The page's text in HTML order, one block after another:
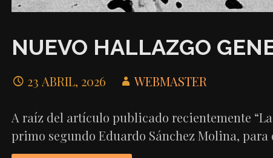
NUEVO HALLAZGO
23 ABRIL, 2026 WEBMASTER
A raíz del artículo publicado recientemente
primo segundo Eduardo Sánchez Molina,